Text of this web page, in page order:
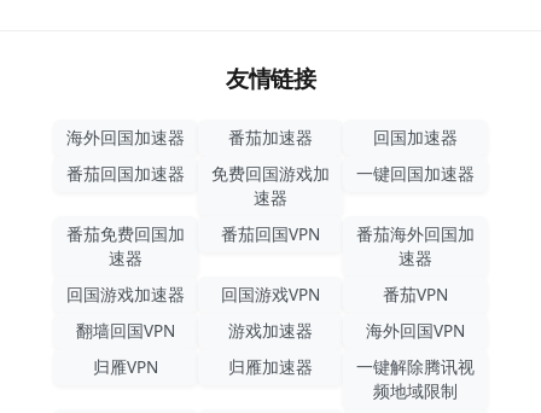
友情链接
海外回国加速器 番茄加速器
回国加速器
番茄回国加速器
免费回国游戏加
速器
一键回国加速器
番茄免费回国加
速器
番茄回国VPN
番茄海外回国加
速器
回国游戏加速器
回国游戏VPN
番茄VPN
翻墙回国VPN
游戏加速器
海外回国VPN
归雁VPN
归雁加速器
一键解除腾讯视
频地域限制